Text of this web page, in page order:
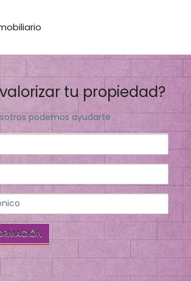
tu propiedad?
podemos ayudarte